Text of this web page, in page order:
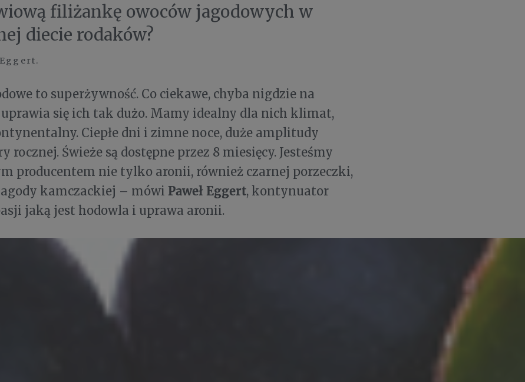
filiżankę owoców jagodowych w
diecie rodaków?
to superżywność. Co ciekawe, chyba nigdzie na
się ich tak dużo. Mamy idealny dla nich klimat,
Ciepłe dni i zimne noce, duże amplitudy
rocznej. Świeże są dostępne przez 8 miesięcy. Jesteśmy
producentem nie tylko aronii, również czarnej porzeczki,
kamczackiej – mówi Paweł Eggert, kontynuator
jaką jest hodowla i uprawa aronii.